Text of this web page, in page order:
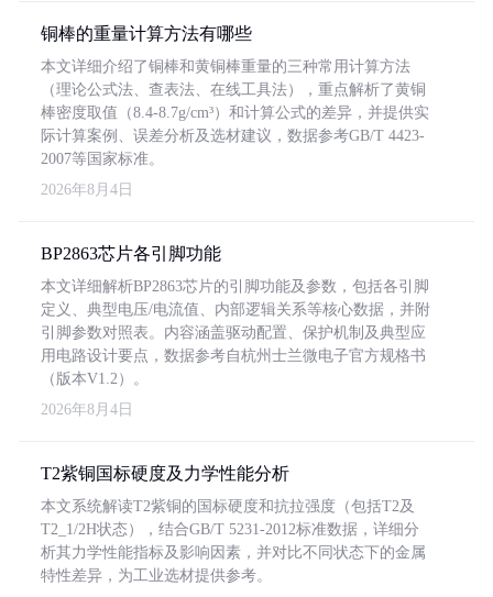
铜棒的重量计算方法有哪些
本文详细介绍了铜棒和黄铜棒重量的三种常用计算方法
（理论公式法、查表法、在线工具法），重点解析了黄铜
棒密度取值（8.4-8.7g/cm³）和计算公式的差异，并提供实
际计算案例、误差分析及选材建议，数据参考GB/T 4423-
2007等国家标准。
2026年8月4日
BP2863芯片各引脚功能
本文详细解析BP2863芯片的引脚功能及参数，包括各引脚
定义、典型电压/电流值、内部逻辑关系等核心数据，并附
引脚参数对照表。内容涵盖驱动配置、保护机制及典型应
用电路设计要点，数据参考自杭州士兰微电子官方规格书
（版本V1.2）。
2026年8月4日
T2紫铜国标硬度及力学性能分析
本文系统解读T2紫铜的国标硬度和抗拉强度（包括T2及
T2_1/2H状态），结合GB/T 5231-2012标准数据，详细分
析其力学性能指标及影响因素，并对比不同状态下的金属
特性差异，为工业选材提供参考。